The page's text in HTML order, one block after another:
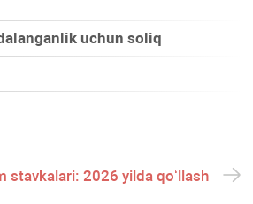
uchun soliq
stavkalari: 2026 yilda qoʻllash